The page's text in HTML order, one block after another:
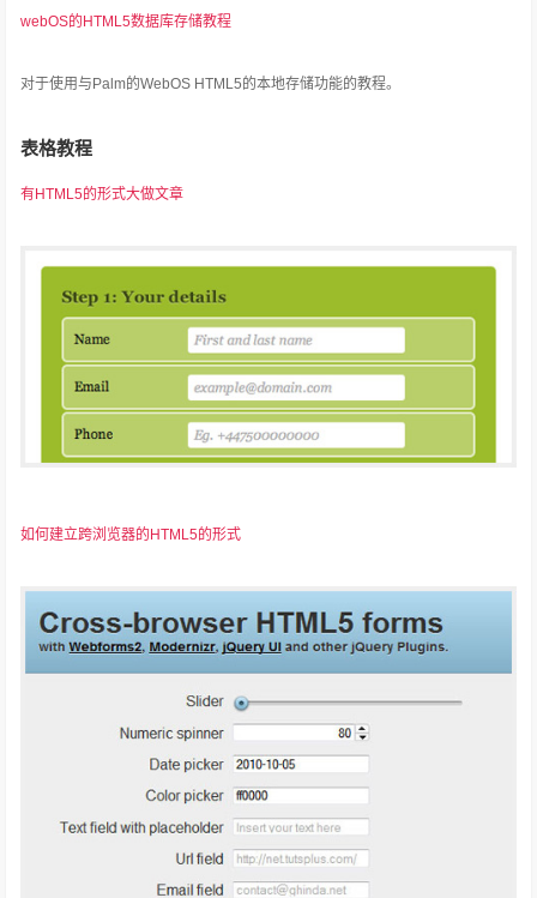
webOS的HTML5数据库存储教程
对于使用与Palm的WebOS HTML5的本地存储功能的教程。
表格教程
有HTML5的形式大做文章
如何建立跨浏览器的HTML5的形式